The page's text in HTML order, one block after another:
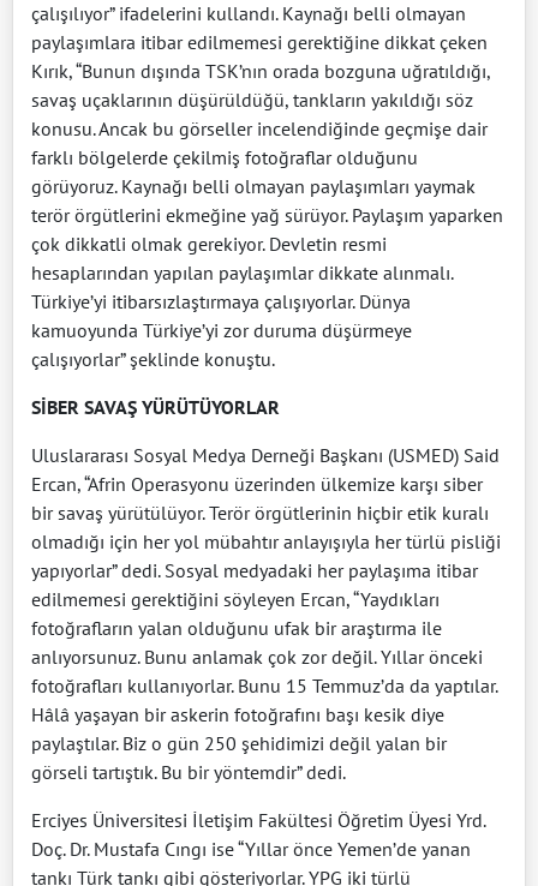
çalışılıyor” ifadelerini kullandı. Kaynağı belli olmayan
paylaşımlara itibar edilmemesi gerektiğine dikkat çeken
Kırık, “Bunun dışında TSK’nın orada bozguna uğratıldığı,
savaş uçaklarının düşürüldüğü, tankların yakıldığı söz
konusu. Ancak bu görseller incelendiğinde geçmişe dair
farklı bölgelerde çekilmiş fotoğraflar olduğunu
görüyoruz. Kaynağı belli olmayan paylaşımları yaymak
terör örgütlerini ekmeğine yağ sürüyor. Paylaşım yaparken
çok dikkatli olmak gerekiyor. Devletin resmi
hesaplarından yapılan paylaşımlar dikkate alınmalı.
Türkiye’yi itibarsızlaştırmaya çalışıyorlar. Dünya
kamuoyunda Türkiye’yi zor duruma düşürmeye
çalışıyorlar” şeklinde konuştu.
SİBER SAVAŞ YÜRÜTÜYORLAR
Uluslararası Sosyal Medya Derneği Başkanı (USMED) Said
Ercan, “Afrin Operasyonu üzerinden ülkemize karşı siber
bir savaş yürütülüyor. Terör örgütlerinin hiçbir etik kuralı
olmadığı için her yol mübahtır anlayışıyla her türlü pisliği
yapıyorlar” dedi. Sosyal medyadaki her paylaşıma itibar
edilmemesi gerektiğini söyleyen Ercan, “Yaydıkları
fotoğrafların yalan olduğunu ufak bir araştırma ile
anlıyorsunuz. Bunu anlamak çok zor değil. Yıllar önceki
fotoğrafları kullanıyorlar. Bunu 15 Temmuz’da da yaptılar.
Hâlâ yaşayan bir askerin fotoğrafını başı kesik diye
paylaştılar. Biz o gün 250 şehidimizi değil yalan bir
görseli tartıştık. Bu bir yöntemdir” dedi.
Erciyes Üniversitesi İletişim Fakültesi Öğretim Üyesi Yrd.
Doç. Dr. Mustafa Cıngı ise “Yıllar önce Yemen’de yanan
tankı Türk tankı gibi gösteriyorlar. YPG iki türlü